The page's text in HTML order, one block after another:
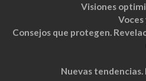
Visiones
Consejos que protegen.
Nuevas